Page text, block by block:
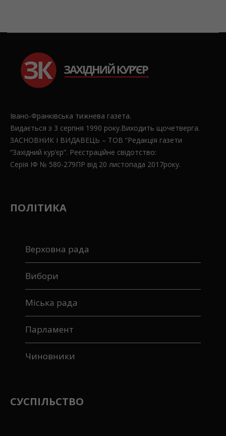
Івано-Франківська тижнева газета.
Видається з 3 серпня 1990 року.Виходить щочетверга.
ЗАСНОВНИК І ВИДАВЕЦЬ – ТОВ “Редакція газети
“Західний кур’єр”. Реєстраційне свідотство:
Серія ІФ № 580-279ПР від 20 листопада 2017року.
ПОЛІТИКА
Верховна рада
Вибори
Міська рада
Парламент
Чиновники
СУСПІЛЬСТВО